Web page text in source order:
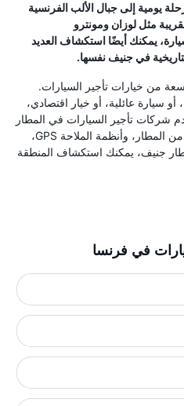
يومية إلى جبال الألب الفرنسية
مثل لوزان ومونترو
يمكنك أيضًا استكشاف العديد
في جنيف نفسها.
من خيارات تأجير السيارات.
سيارة عائلية، أو خيار اقتصادي،
شركات تأجير السيارات في المطار
مجموعة من الخدمات، مثل النقل من المطار، وأنظمة الملاحة GPS،
جنيف، يمكنك استكشاف المنطقة
في فرنسا